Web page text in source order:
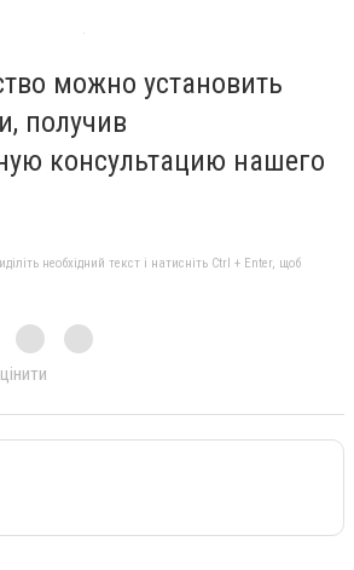
можно установить
получив
консультацию нашего
необхідний текст і натисніть Ctrl + Enter, щоб